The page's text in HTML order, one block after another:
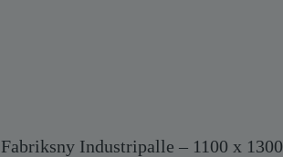
Fabriksny Industripalle – 1100 x 1300